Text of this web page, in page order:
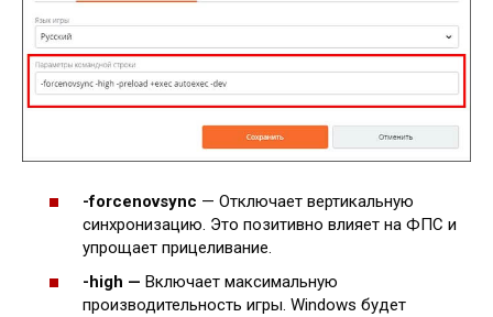
-forcenovsync — Отключает вертикальную
синхронизацию. Это позитивно влияет на ФПС и
упрощает прицеливание.
-high — Включает максимальную
производительность игры. Windows будет